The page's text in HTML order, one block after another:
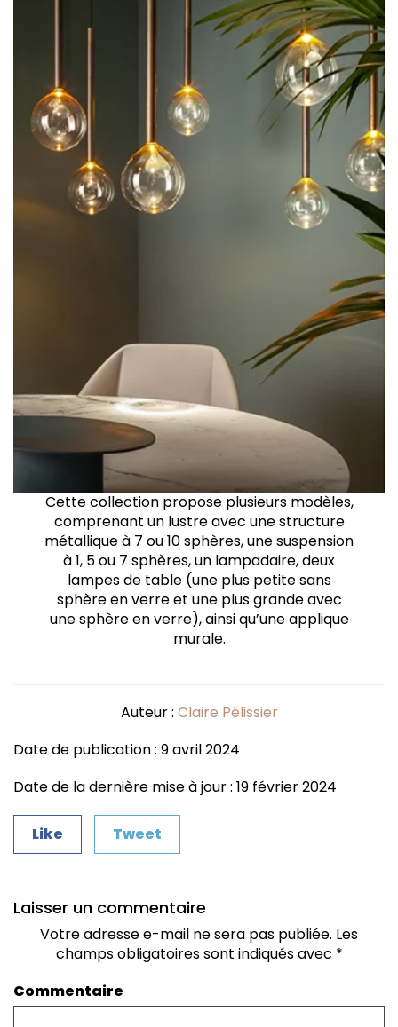
Cette collection propose plusieurs modèles,
comprenant un lustre avec une structure
métallique à 7 ou 10 sphères, une suspension
à 1, 5 ou 7 sphères, un lampadaire, deux
lampes de table (une plus petite sans
sphère en verre et une plus grande avec
une sphère en verre), ainsi qu’une applique
murale.
Auteur : Claire Pélissier
Date de publication : 9 avril 2024
Date de la dernière mise à jour : 19 février 2024
Like Tweet
Laisser un commentaire
Votre adresse e-mail ne sera pas publiée. Les
champs obligatoires sont indiqués avec *
Commentaire